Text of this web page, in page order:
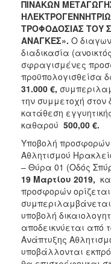
2015
2013
ΤΟΠΟΣ
ΠΟΛΙΤΙΣΜΟΣ
ΑΝΘΕΚΤΙΚΗ
ΠΟΛΗ
ΠΙΝΑΚΩΝ
ΤΡΟΦΟΔΟΣΙΑΣ ΤΟΥ
ΑΝΑΓΚΕΣ». Ο
διαδικασία
σφραγισμένες
προϋπολογισθείσα
31.000 €,
την συμμετοχή στον
κατάθεση
καθαρού 500,00 €.
Υποβολή
Αθλητισμού
– Θύρα 01 (Οδός
19 Μαρτίου 2019,
προσφορών
συμπεριλαμβάνεται
υποβολή
αποδεικνύεται από
Ανάπτυξης
υποβάλλονται